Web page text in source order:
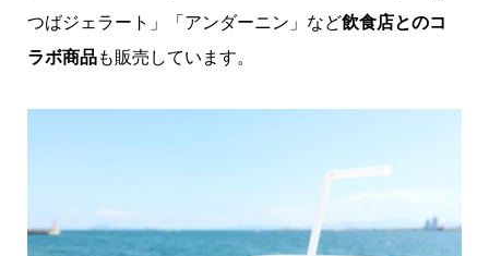
つばジェラート」「アンダーニン」など飲食店とのコ
ラボ商品も販売しています。